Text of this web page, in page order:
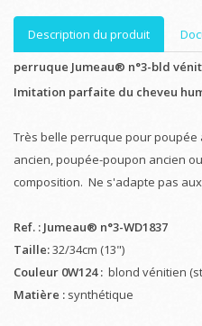
Description du produit
perruque Jumeau® n°3-bld
Imitation parfaite du cheveu
Très belle perruque pour poupée
ancien, poupée-poupon ancien
composition. Ne s'adapte pas
Ref. : Jumeau® n°3-WD1837
Taille:32/34cm (13")
Couleur 0W124 : blond vénitien
Matière : synthétique